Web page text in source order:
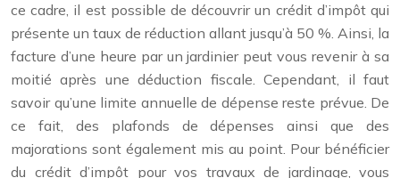
ce cadre, il est possible de découvrir un crédit d’impôt qui
présente un taux de réduction allant jusqu’à 50 %. Ainsi, la
facture d’une heure par un jardinier peut vous revenir à sa
moitié après une déduction fiscale. Cependant, il faut
savoir qu’une limite annuelle de dépense reste prévue. De
ce fait, des plafonds de dépenses ainsi que des
majorations sont également mis au point. Pour bénéficier
du crédit d’impôt pour vos travaux de jardinage, vous